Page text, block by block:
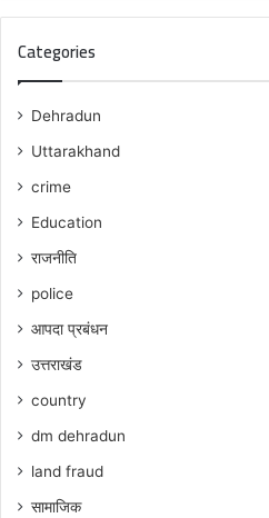
Categories
Dehradun
Uttarakhand
crime
Education
राजनीति
police
आपदा प्रबंधन
उत्तराखंड
country
dm dehradun
land fraud
सामाजिक